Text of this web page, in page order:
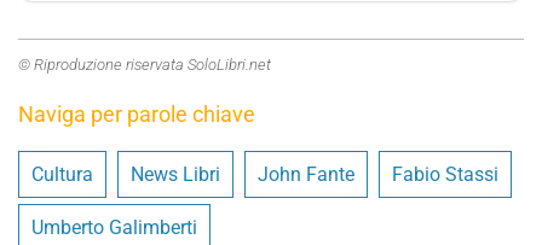
© Riproduzione riservata SoloLibri.net
Naviga per parole chiave
Cultura News Libri John Fante Fabio Stassi
Umberto Galimberti